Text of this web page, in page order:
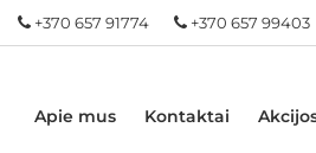
+370 657 91774 +370 657 99403
Apie mus Kontaktai